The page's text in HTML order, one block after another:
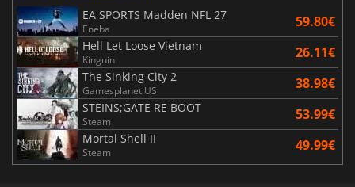
EA SPORTS Madden NFL 27
Eneba 59.80€
Hell Let Loose Vietnam
Kinguin 26.11€
The Sinking City 2
Gamesplanet US 38.98€
STEINS;GATE RE BOOT
Steam 53.99€
Mortal Shell II
Steam 49.99€